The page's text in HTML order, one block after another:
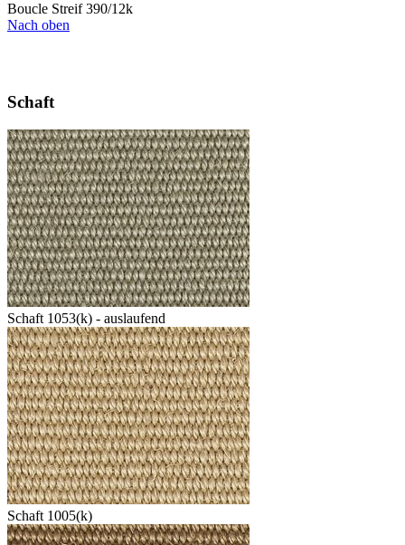
Boucle Streif 390/12k
Nach oben
Schaft
Schaft 1053(k) - auslaufend
Schaft 1005(k)